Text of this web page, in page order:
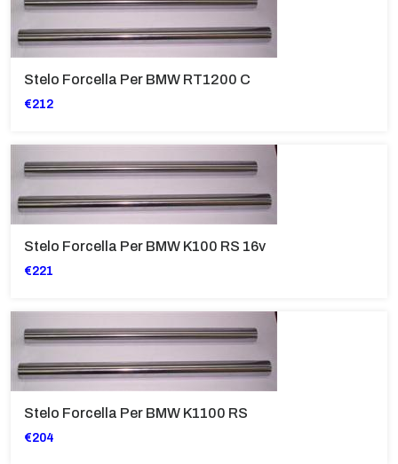
Stelo Forcella Per BMW RT1200 C
€212
Stelo Forcella Per BMW K100 RS 16v
€221
Stelo Forcella Per BMW K1100 RS
€204